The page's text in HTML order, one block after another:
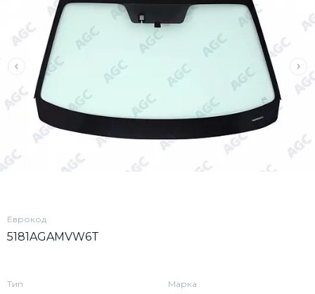
Еврокод
5181AGAMVW6T
Тип Марка